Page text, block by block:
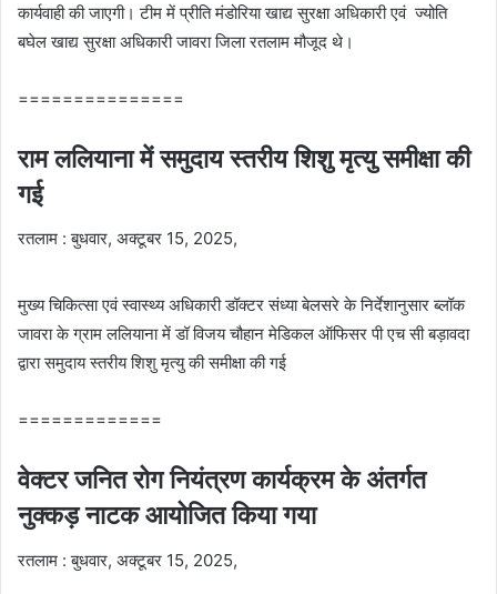
कार्यवाही की जाएगी। टीम में प्रीति मंडोरिया खाद्य सुरक्षा अधिकारी एवं ज्योति
बघेल खाद्य सुरक्षा अधिकारी जावरा जिला रतलाम मौजूद थे।
===============
राम ललियाना में समुदाय स्तरीय शिशु मृत्यु समीक्षा की
गई
रतलाम : बुधवार, अक्टूबर 15, 2025,
मुख्य चिकित्सा एवं स्वास्थ्य अधिकारी डॉक्टर संध्या बेलसरे के निर्देशानुसार ब्लॉक
जावरा के ग्राम ललियाना में डॉ विजय चौहान मेडिकल ऑफिसर पी एच सी बड़ावदा
द्वारा समुदाय स्तरीय शिशु मृत्यु की समीक्षा की गई
=============
वेक्टर जनित रोग नियंत्रण कार्यक्रम के अंतर्गत
नुक्कड़ नाटक आयोजित किया गया
रतलाम : बुधवार, अक्टूबर 15, 2025,